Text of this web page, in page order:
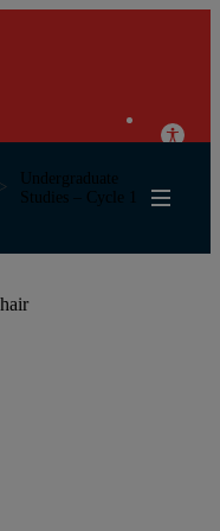
Undergraduate
Studies – Cycle 1